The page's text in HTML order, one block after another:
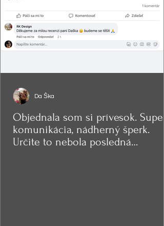
Objednala som si prívesok. Super
komunikácia, nádherný šperk.
Určite to nebola posledná
Da Ška